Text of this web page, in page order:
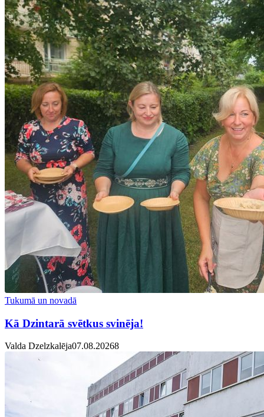
Tukumā un novadā
Kā Dzintarā svētkus svinēja!
Valda Dzelzkalēja07.08.20268